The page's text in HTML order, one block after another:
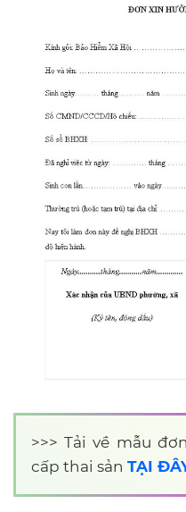
>>>Tải về mẫu
cấp thai sản TẠI